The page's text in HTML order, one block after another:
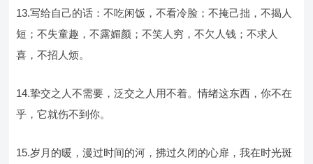
13.写给自己的话：不吃闲饭，不看冷脸；不掩己拙，不揭人
短；不失童趣，不露媚颜；不笑人穷，不欠人钱；不求人
喜，不招人烦。
14.挚交之人不需要，泛交之人用不着。情绪这东西，你不在
乎，它就伤不到你。
15.岁月的暖，漫过时间的河，拂过久闭的心扉，我在时光斑